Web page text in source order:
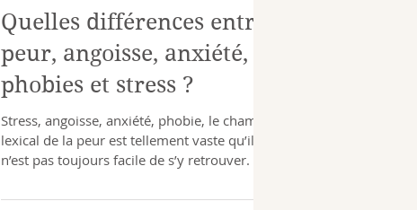
Quelles différences entre
peur, angoisse, anxiété,
phobies et stress ?
Stress, angoisse, anxiété, phobie, le champ
lexical de la peur est tellement vaste qu’il
n’est pas toujours facile de s’y retrouver.